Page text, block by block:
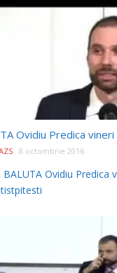
Ovidiu Predica
8 octombrie 2016
BALUTA Ovidiu Predica